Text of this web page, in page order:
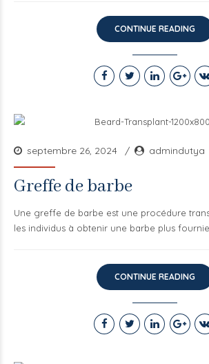
CONTINUE READING
septembre 26, 2024 admindutya
Greffe de barbe
Une greffe de barbe est une procédure
les individus à obtenir une barbe plus
CONTINUE READING